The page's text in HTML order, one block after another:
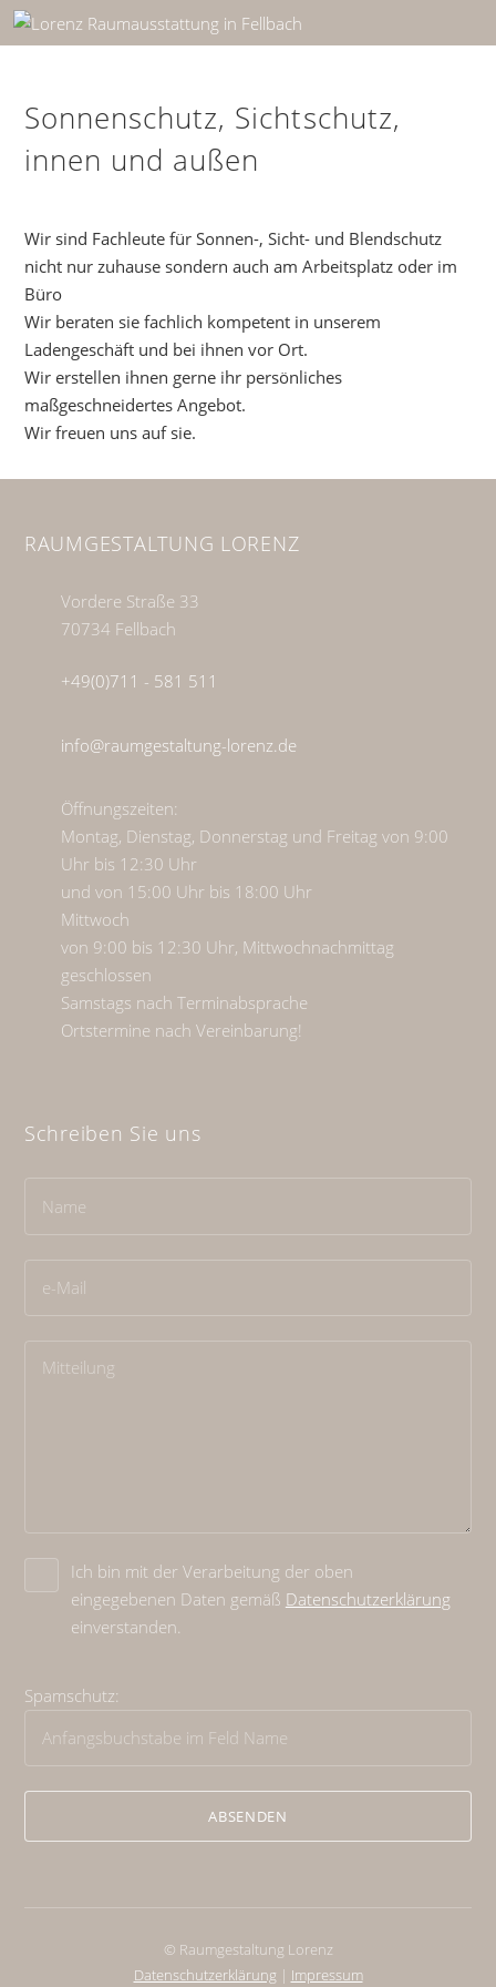
Sonnenschutz, Sichtschutz,
innen und außen
Wir sind Fachleute für Sonnen-, Sicht- und Blendschutz
nicht nur zuhause sondern auch am Arbeitsplatz oder im
Büro
Wir beraten sie fachlich kompetent in unserem
Ladengeschäft und bei ihnen vor Ort.
Wir erstellen ihnen gerne ihr persönliches
maßgeschneidertes Angebot.
Wir freuen uns auf sie.
RAUMGESTALTUNG LORENZ
Vordere Straße 33
70734 Fellbach
+49(0)711 - 581 511
info@raumgestaltung-lorenz.de
Öffnungszeiten:
Montag, Dienstag, Donnerstag und Freitag von 9:00
Uhr bis 12:30 Uhr
und von 15:00 Uhr bis 18:00 Uhr
Mittwoch
von 9:00 bis 12:30 Uhr, Mittwochnachmittag
geschlossen
Samstags nach Terminabsprache
Ortstermine nach Vereinbarung!
Schreiben Sie uns
Ich bin mit der Verarbeitung der oben
eingegebenen Daten gemäß Datenschutzerklärung
einverstanden.
Spamschutz:
© Raumgestaltung Lorenz
Datenschutzerklärung | Impressum